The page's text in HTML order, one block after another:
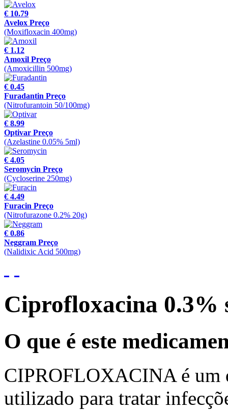
€ 10.79
Avelox Preço
(Moxifloxacin 400mg)
€ 1.12
Amoxil Preço
(Amoxicillin 500mg)
€ 0.45
Furadantin Preço
(Nitrofurantoin 50/100mg)
€ 8.99
Optivar Preço
(Azelastine 0.05% 5ml)
€ 4.05
Seromycin Preço
(Cycloserine 250mg)
€ 4.49
Furacin Preço
(Nitrofurazone 0.2% 20g)
€ 0.86
Neggram Preço
(Nalidixic Acid 500mg)
Ciprofloxacina 0.3%
O que é este
CIPROFLOXACINA é um
utilizado para tratar